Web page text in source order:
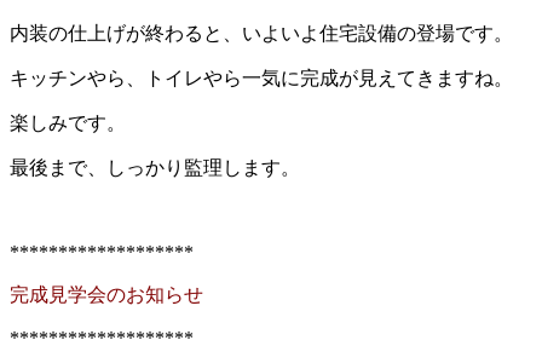
内装の仕上げが終わると、いよいよ住宅設備の登場です。
キッチンやら、トイレやら一気に完成が見えてきますね。
楽しみです。
最後まで、しっかり監理します。
*******************
完成見学会のお知らせ
*******************